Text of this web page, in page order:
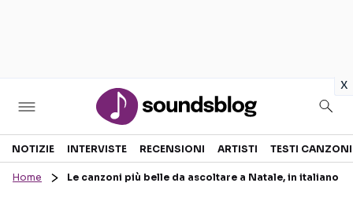
x
Sezioni
NOTIZIE INTERVISTE RECENSIONI ARTISTI TESTI CANZONI
Home Le canzoni più belle da ascoltare a Natale, in italiano